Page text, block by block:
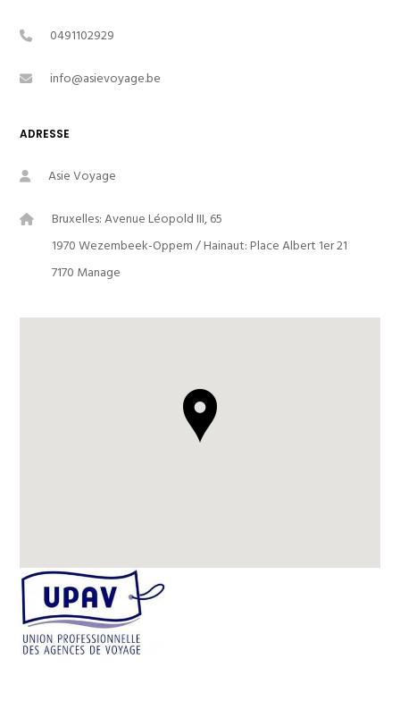
0491102929
info@asievoyage.be
ADRESSE
Asie Voyage
Bruxelles: Avenue Léopold III, 65
1970 Wezembeek-Oppem / Hainaut: Place Albert 1er 21
7170 Manage